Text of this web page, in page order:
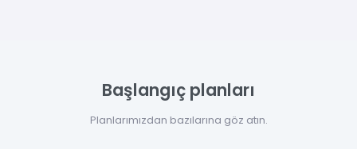
Başlangıç planları
Planlarımızdan bazılarına göz atın.